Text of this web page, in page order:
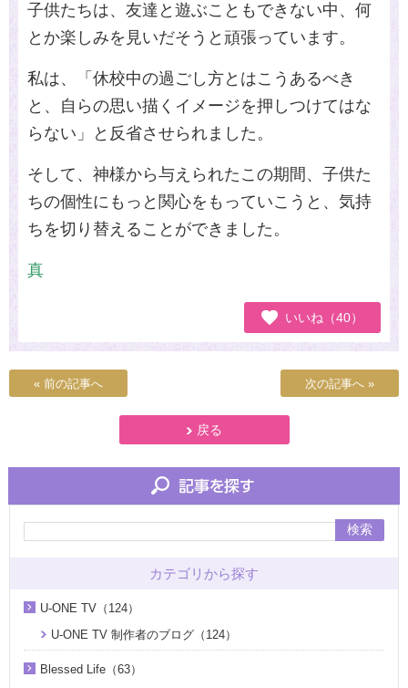
子供たちは、友達と遊ぶこともできない中、何
とか楽しみを見いだそうと頑張っています。
私は、「休校中の過ごし方とはこうあるべき
と、自らの思い描くイメージを押しつけてはな
らない」と反省させられました。
そして、神様から与えられたこの期間、子供た
ちの個性にもっと関心をもっていこうと、気持
ちを切り替えることができました。
真
いいね（40）
« 前の記事へ 次の記事へ »
戻る
検索
カテゴリから探す
U-ONE TV（124）
U-ONE TV 制作者のブログ（124）
Blessed Life（63）